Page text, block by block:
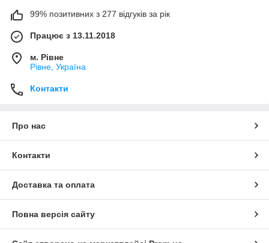
99% позитивних з 277 відгуків за рік
Працює з 13.11.2018
м. Рівне
Рівне, Україна
Контакти
Про нас
Контакти
Доставка та оплата
Повна версія сайту